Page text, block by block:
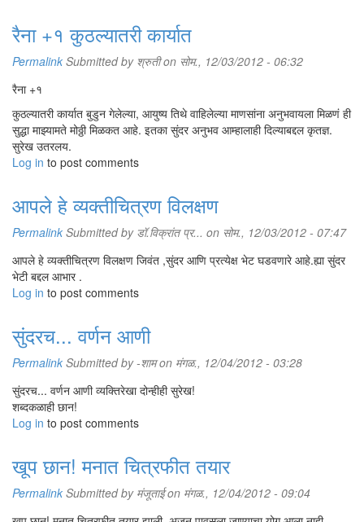
रैना +१ कुठल्यातरी कार्यात
Permalink Submitted by श्रुतीon सोम., 12/03/2012 - 06:32
रैना +१
कुठल्यातरी कार्यात बुडुन गेलेल्या, आयुष्य तिथे वाहिलेल्या माणसांना अनुभवायला मिळणं ही
सुद्धा माझ्यामते मोठ्ठी मिळकत आहे. इतका सुंदर अनुभव आम्हालाही दिल्याबद्दल कृतज्ञ.
सुरेख उतरलय.
Log in to post comments
आपले हे व्यक्तीचित्रण विलक्षण
Permalink Submitted by डॉ.विक्रांत प्र... on सोम., 12/03/2012 - 07:47
आपले हे व्यक्तीचित्रण विलक्षण जिवंत ,सुंदर आणि प्रत्येक्ष भेट घडवणारे आहे.ह्या सुंदर
भेटी बद्दल आभार .
Log in to post comments
सुंदरच... वर्णन आणी
Permalink Submitted by-शामon मंगळ., 12/04/2012 - 03:28
सुंदरच... वर्णन आणी व्यक्तिरेखा दोन्हीही सुरेख!
शब्दकळाही छान!
Log in to post comments
खूप छान! मनात चित्रफीत तयार
Permalink Submitted by मंजूताईon मंगळ., 12/04/2012 - 09:04